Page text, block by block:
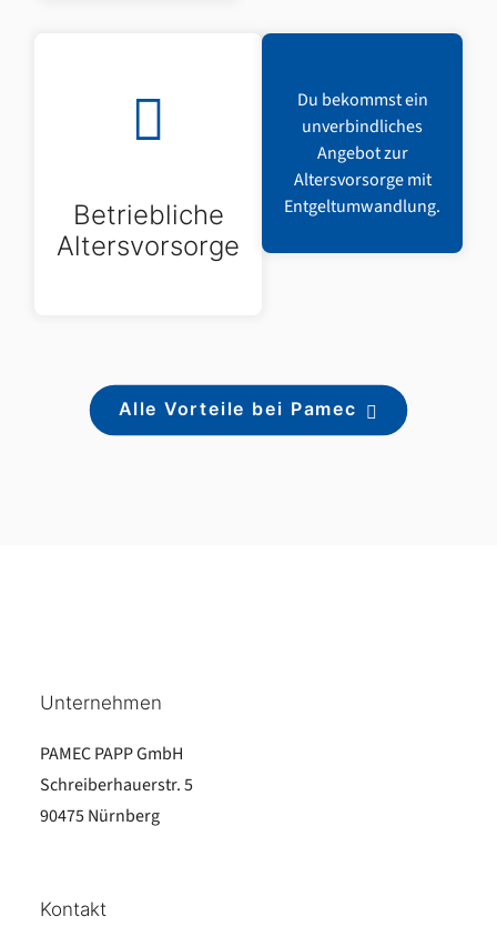
Betriebliche
Altersvorsorge
Du bekommst ein
unverbindliches
Angebot zur
Altersvorsorge mit
Entgeltumwandlung.
Alle Vorteile bei Pamec
Unternehmen
PAMEC PAPP GmbH
Schreiberhauerstr. 5
90475 Nürnberg
Kontakt